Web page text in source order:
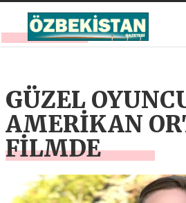
GÜZEL
AMERİKAN
FİLMDE